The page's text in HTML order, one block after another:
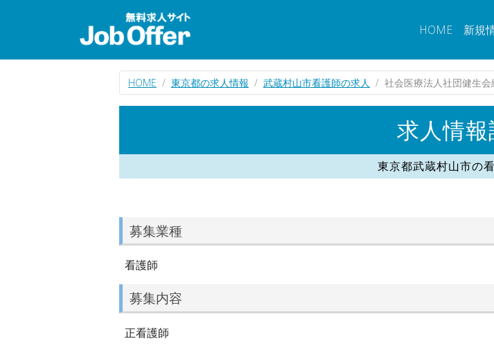
HOME 新規
HOME 東京都の求人情報 武蔵村山市看護師の求人 社会医療法人社団健生
求人情報
東京都武蔵村山市の
募集業種
看護師
募集内容
正看護師